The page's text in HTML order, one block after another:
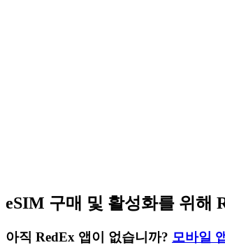
eSIM 구매 및 활성화를 위해
아직 RedEx 앱이 없습니까? 모바일